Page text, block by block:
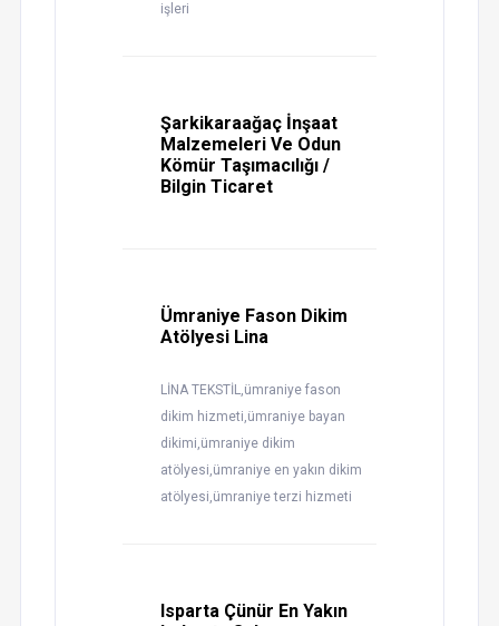
işleri
Şarkikaraağaç İnşaat
Malzemeleri Ve Odun
Kömür Taşımacılığı /
Bilgin Ticaret
Ümraniye Fason Dikim
Atölyesi Lina
LİNA TEKSTİL,ümraniye fason
dikim hizmeti,ümraniye bayan
dikimi,ümraniye dikim
atölyesi,ümraniye en yakın dikim
atölyesi,ümraniye terzi hizmeti
Isparta Çünür En Yakın